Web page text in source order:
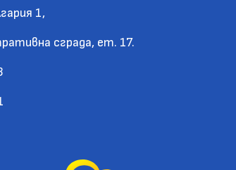
1,
сграда, ет. 17.